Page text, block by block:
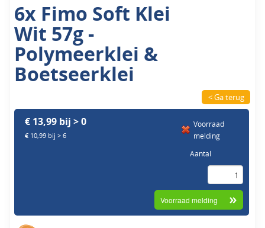
6x Fimo Soft Klei
Wit 57g -
Polymeerklei &
Boetseerklei
< Ga terug
€ 13,99 bij > 0
€ 10,99 bij > 6
Voorraad
melding
Aantal